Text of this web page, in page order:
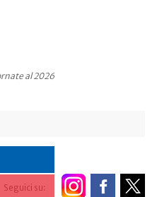
al 2026
Seguici su: